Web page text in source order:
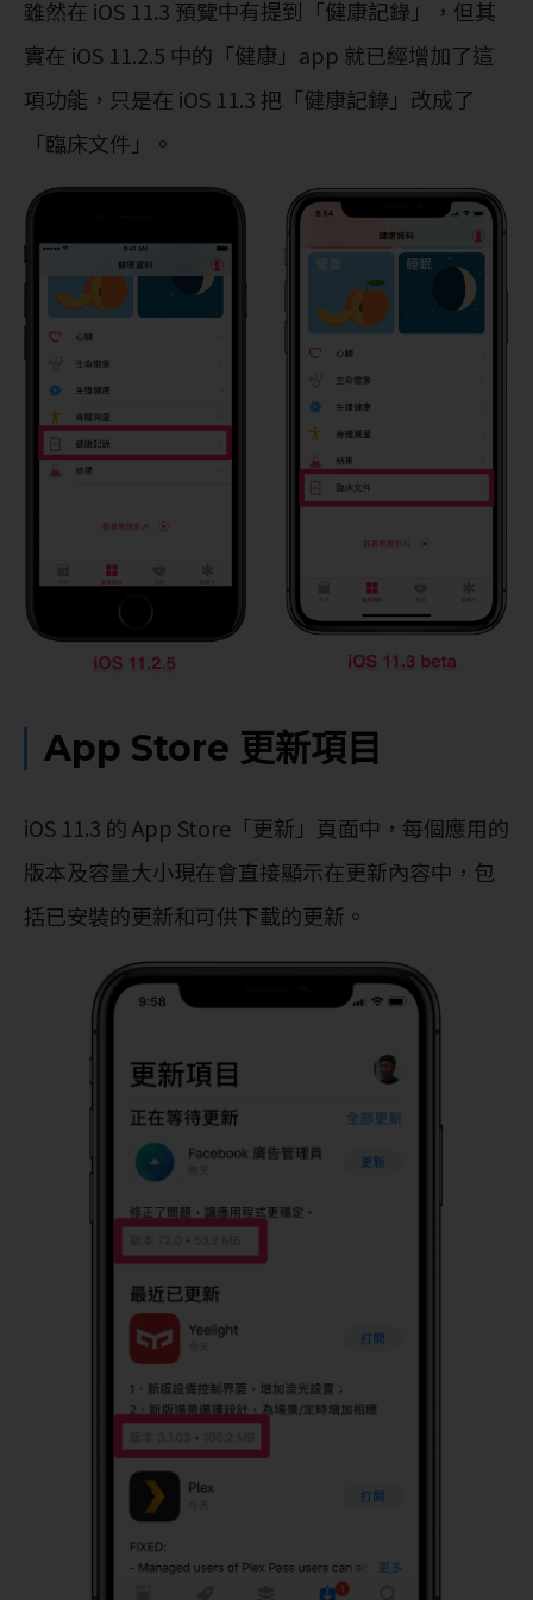
雖然在 iOS 11.3 預覽中有提到「健康記錄」，但其
實在 iOS 11.2.5 中的「健康」app 就已經增加了這
項功能，只是在 iOS 11.3 把「健康記錄」改成了
「臨床文件」。
App Store 更新項目
iOS 11.3 的 App Store「更新」頁面中，每個應用的
版本及容量大小現在會直接顯示在更新內容中，包
括已安裝的更新和可供下載的更新。